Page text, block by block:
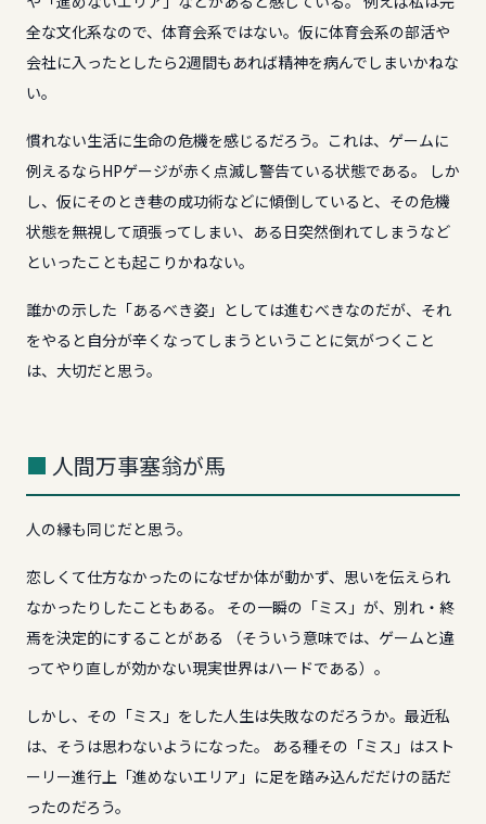
全な文化系なので、体育会系ではない。仮に体育会系の部活や
会社に入ったとしたら2週間もあれば精神を病んでしまいかねな
い。
慣れない生活に生命の危機を感じるだろう。これは、ゲームに
例えるならHPゲージが赤く点滅し警告ている状態である。 しか
し、仮にそのとき巷の成功術などに傾倒していると、その危機
状態を無視して頑張ってしまい、ある日突然倒れてしまうなど
といったことも起こりかねない。
誰かの示した「あるべき姿」としては進むべきなのだが、それ
をやると自分が辛くなってしまうということに気がつくこと
は、大切だと思う。
人間万事塞翁が馬
人の縁も同じだと思う。
恋しくて仕方なかったのになぜか体が動かず、思いを伝えられ
なかったりしたこともある。 その一瞬の「ミス」が、別れ・終
焉を決定的にすることがある （そういう意味では、ゲームと違
ってやり直しが効かない現実世界はハードである）。
しかし、その「ミス」をした人生は失敗なのだろうか。最近私
は、そうは思わないようになった。 ある種その「ミス」はスト
ーリー進行上「進めないエリア」に足を踏み込んだだけの話だ
ったのだろう。